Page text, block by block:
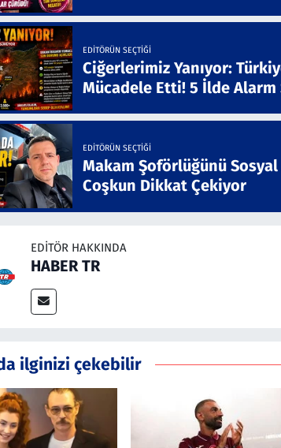
EDITÖRÜN SEÇTIĞI
Ciğerlerimiz Yanıyor:
Mücadele Etti! 5 İlde Alarm
EDITÖRÜN SEÇTIĞI
Makam Şoförlüğünü
Coşkun Dikkat Çekiyor
EDITÖR HAKKINDA
HABER TR
ilginizi çekebilir